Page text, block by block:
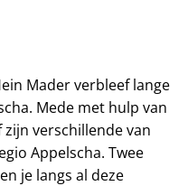
Mader verbleef lange
Mede met hulp van
verschillende van
Appelscha. Twee
je langs al deze